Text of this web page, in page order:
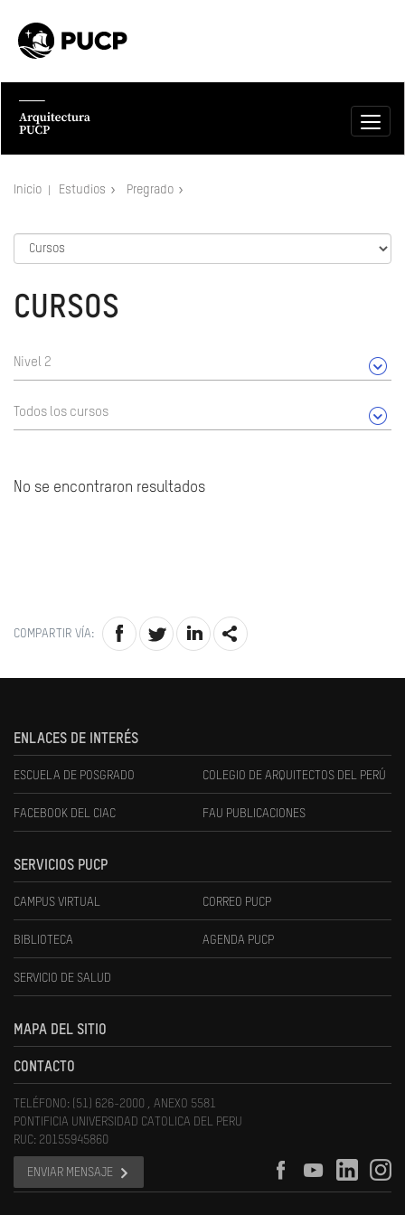
Inicio Estudios Pregrado
CURSOS
Nivel 2
Todos los cursos
No se encontraron resultados
COMPARTIR VÍA:
ENLACES DE INTERÉS
ESCUELA DE POSGRADO COLEGIO DE ARQUITECTOS DEL PERÚ
FACEBOOK DEL CIAC FAU PUBLICACIONES
SERVICIOS PUCP
CAMPUS VIRTUAL CORREO PUCP
BIBLIOTECA AGENDA PUCP
SERVICIO DE SALUD
MAPA DEL SITIO
CONTACTO
TELÉFONO: (51) 626-2000 , ANEXO 5581
PONTIFICIA UNIVERSIDAD CATOLICA DEL PERU
RUC: 20155945860
ENVIAR MENSAJE